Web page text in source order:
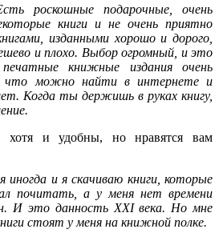
роскошные подарочные, очень
книги и не очень приятно
изданными хорошо и дорого,
и плохо. Выбор огромный, и это
книжные издания очень
что можно найти в интернете и
Когда ты держишь в руках книгу,
хотя и удобны, но нравятся вам
иногда и я скачиваю книги, которые
почитать, а у меня нет времени
И это данность XXI века. Но мне
стоят у меня на книжной полке.